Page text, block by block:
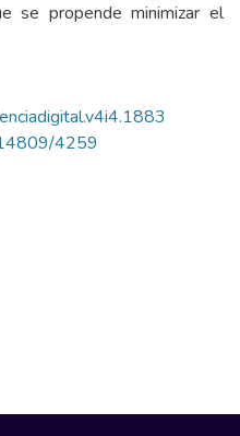
se propende minimizar el
4259